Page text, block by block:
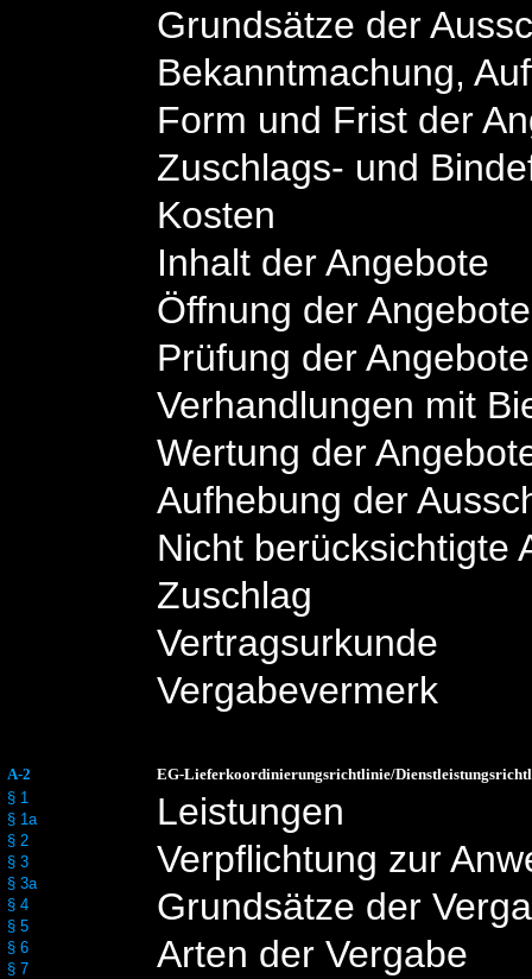
Grundsätze der
Bekanntmachung,
Form und Frist der
Zuschlags- und
Kosten
Inhalt der Angebote
Öffnung der
Prüfung der Angebote
Verhandlungen mit
Wertung der
Aufhebung der
Nicht berücksichtigte
Zuschlag
Vertragsurkunde
Vergabevermerk
A-2
EG-Lieferkoordinierungsrichtlinie/
§ 1
§ 1a
§ 2
§ 3
§ 3a
§ 4
§ 5
§ 6
§ 7
Leistungen
Verpflichtung zur
Grundsätze der
Arten der Vergabe